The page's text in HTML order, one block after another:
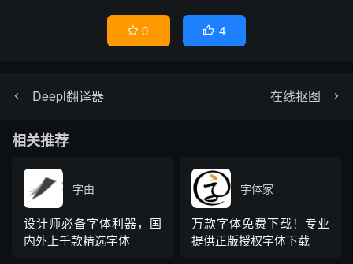
 0  4
Deepl翻译器 在线抠图
相关推荐
字由
设计师必备字体利器，国
内外上千款精选字体
字体家
万款字体免费下载！专业
提供正版授权字体下载